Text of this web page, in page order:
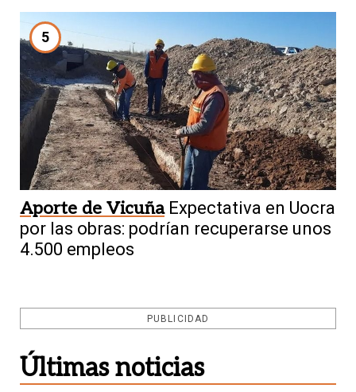
5
Aporte de Vicuña Expectativa en Uocra
por las obras: podrían recuperarse unos
4.500 empleos
PUBLICIDAD
Últimas noticias